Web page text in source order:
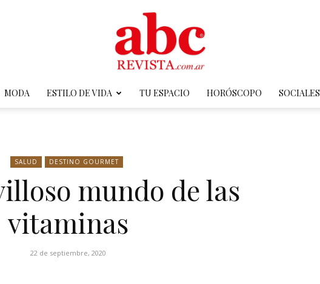
Revista
MODA ESTILO DE VIDA TU ESPACIO HORÓSCOPO SOCIALES
SALUD DESTINO GOURMET
mundo de las
vitaminas
22 de septiembre, 2020